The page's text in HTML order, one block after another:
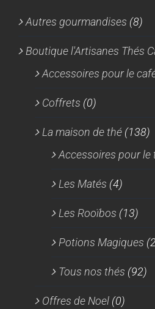
Autres gourmandises (8)
Boutique l'Artisanes Thés
Accessoires pour le
Coffrets (0)
La maison de thé (138)
Accessoires pour le
Les Matés (4)
Les Rooïbos (13)
Potions Magiques
Tous nos thés (92)
Offres de Noel (0)